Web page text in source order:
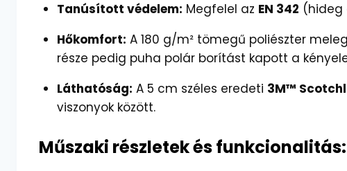
Tanúsított védelem: Megfelel az EN 342 (hideg
Hőkomfort: A 180 g/m² tömegű poliészter
része pedig puha polár borítást kapott a
Láthatóság: A 5 cm széles eredeti 3M™
viszonyok között.
Műszaki részletek és funkcionalitás: